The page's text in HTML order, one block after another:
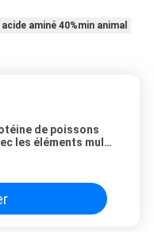
acide aminé 40%min animal
de poissons
les éléments multi